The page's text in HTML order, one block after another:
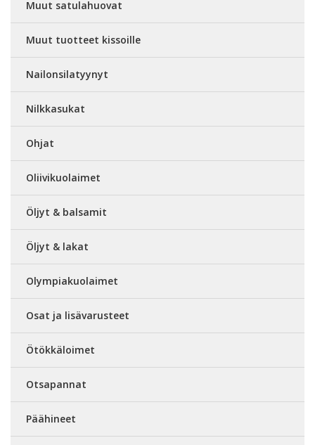
Muut satulahuovat
Muut tuotteet kissoille
Nailonsilatyynyt
Nilkkasukat
Ohjat
Oliivikuolaimet
Öljyt & balsamit
Öljyt & lakat
Olympiakuolaimet
Osat ja lisävarusteet
Ötökkäloimet
Otsapannat
Päähineet